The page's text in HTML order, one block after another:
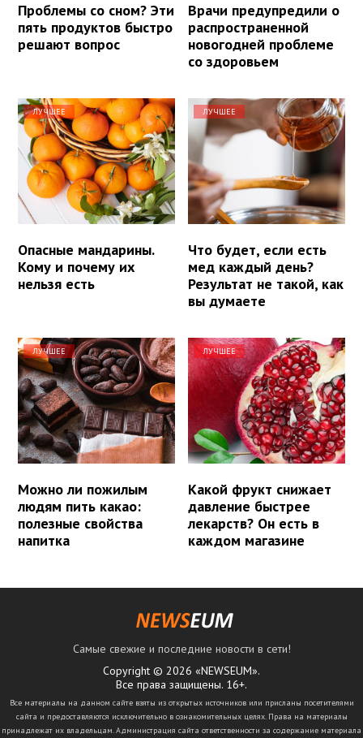
Проблемы со сном? Эти
пять продуктов быстро
решают вопрос
Врачи предупредили о
распространенной
новогодней проблеме
со здоровьем
ЛУЧШЕЕ
Опасные мандарины.
Кому и почему их
нельзя есть
ЛУЧШЕЕ
Что будет, если есть
мед каждый день?
Результат не такой, как
вы думаете
ЛУЧШЕЕ
Можно ли пожилым
людям пить какао:
полезные свойства
напитка
ЛУЧШЕЕ
Какой фрукт снижает
давление быстрее
лекарств? Он есть в
каждом магазине
Самые свежие и последние новости в сети!
Copyright © 2026 «NEWSEUM».
Все права защищены. 16+.
Все материалы на данном сайте взяты из открытых источников или присланы посетителями
сайта и предоставляются исключительно в ознакомительных целях. Права на материалы
принадлежат их владельцам. Администрация сайта ответственности за содержание материала